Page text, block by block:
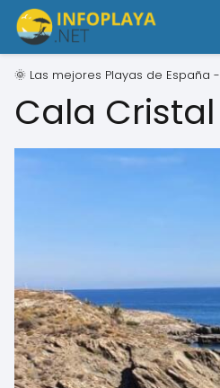
🌞 Las mejores Playas de España
Cala Cristal